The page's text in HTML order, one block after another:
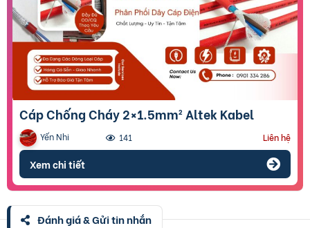
Cáp Chống Cháy 2×1.5mm² Altek Kabel
Yến Nhi 141 Liên hệ
Xem chi tiết
Đánh giá & Gửi tin nhắn